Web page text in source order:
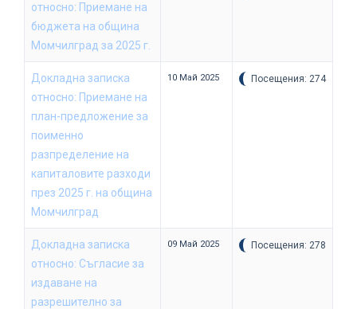
относно: Приемане на
бюджета на община
Момчилград за 2025 г.
Докладна записка
относно: Приемане на
план-предложение за
поименно
разпределение на
капиталовите разходи
през 2025 г. на община
Момчилград
10 Май 2025 Посещения: 274
Докладна записка
относно: Съгласие за
издаване на
разрешително за
09 Май 2025 Посещения: 278